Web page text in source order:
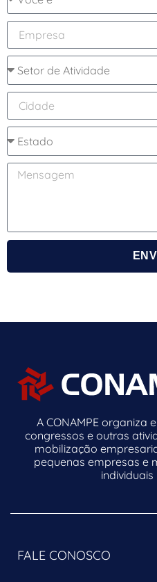
A CONAMPE organiza
congressos e outras
mobilização
pequenas empresas e
individuais
FALE CONOSCO